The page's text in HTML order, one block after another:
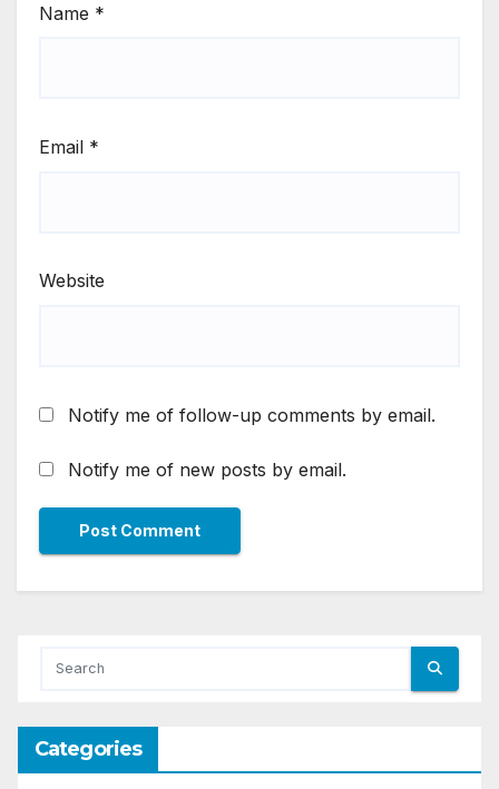
Name *
Email *
Website
Notify me of follow-up comments by email.
Notify me of new posts by email.
Categories